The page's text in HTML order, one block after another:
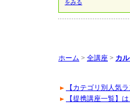
をみる
ホーム > 全講座 > カ
【カテゴリ別人気
【提携講座一覧】